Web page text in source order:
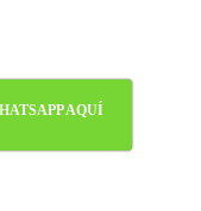
AQUÍ